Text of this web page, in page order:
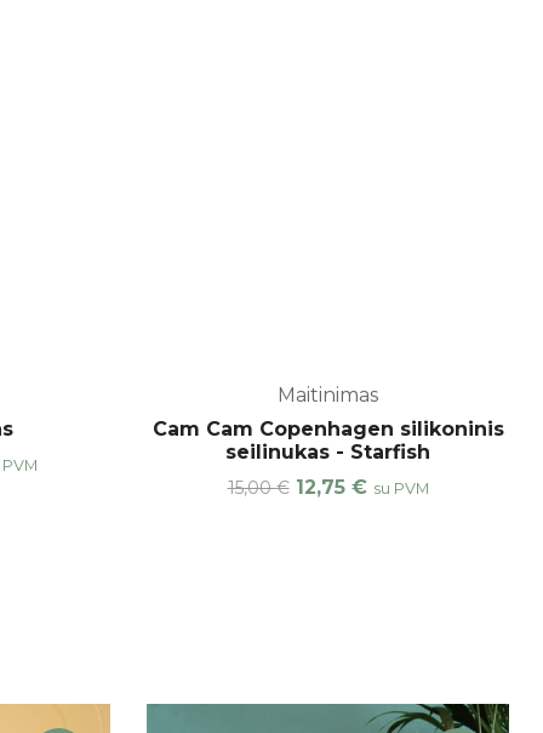
PVM
Maitinimas
Cam Cam Copenhagen silikoninis
seilinukas - Starfish
15,00€ Original
price
12,75 €Current
su PVM